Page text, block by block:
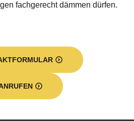
fachgerecht dämmen dürfen.